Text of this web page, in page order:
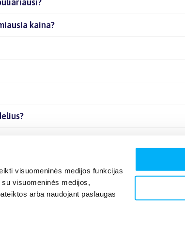
visuomeninės medijos funkcijas
visuomeninės medijos,
arba naudojant paslaugas
kaina?